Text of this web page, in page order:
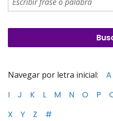
Navegar por letra inicial: A
I
J K L M N O P
X
Y Z #